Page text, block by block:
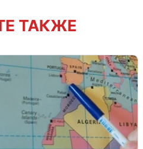
ТАКЖЕ